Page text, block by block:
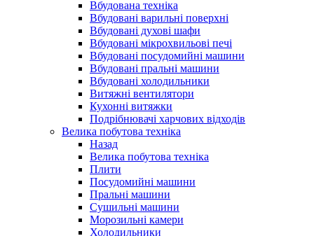
Вбудована техніка
Вбудовані варильні поверхні
Вбудовані духові шафи
Вбудовані мікрохвильові печі
Вбудовані посудомийні машини
Вбудовані пральні машини
Вбудовані холодильники
Витяжні вентилятори
Кухонні витяжки
Подрібнювачі харчових відходів
Велика побутова техніка
Назад
Велика побутова техніка
Плити
Посудомийні машини
Пральні машини
Сушильні машини
Морозильні камери
Холодильники